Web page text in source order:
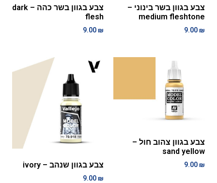
צבע בגוון בשר בינוני –
medium fleshtone
9.00₪
צבע בגוון בשר כהה – dark
flesh
9.00₪
צבע בגוון צהוב חול –
sand yellow
9.00₪ צבע בגוון שנהב – ivory
9.00₪